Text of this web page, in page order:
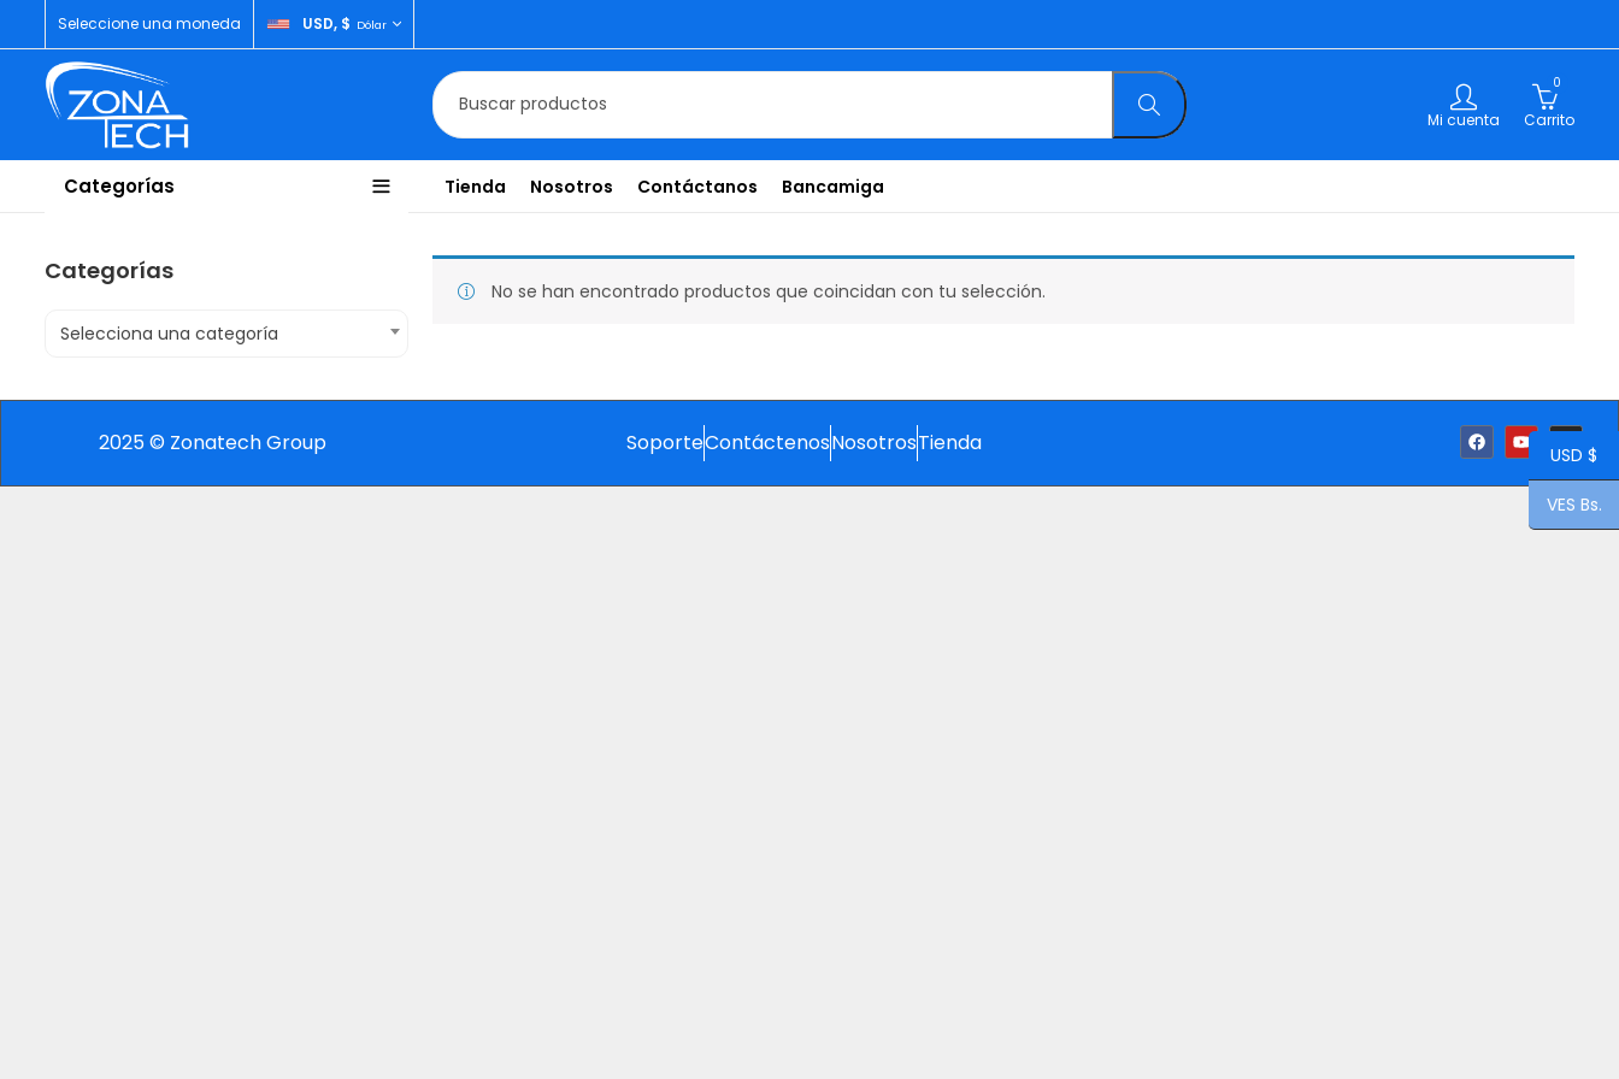
Seleccione una moneda USD, $ Dólar
Mi cuenta
0
Carrito
Categorías Tienda Nosotros Contáctanos Bancamiga
No se han encontrado productos que coincidan con tu selección.
Categorías
Selecciona una categoría
2025 © Zonatech Group SoporteContáctenosNosotrosTienda USD $
VES Bs.